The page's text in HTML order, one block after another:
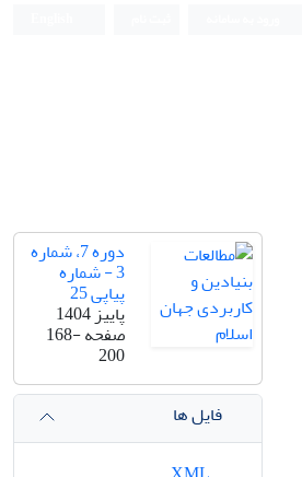
دوره 7، شماره
3 - شماره
پیاپی 25
پاییز 1404
صفحه168-
200
فایل ها